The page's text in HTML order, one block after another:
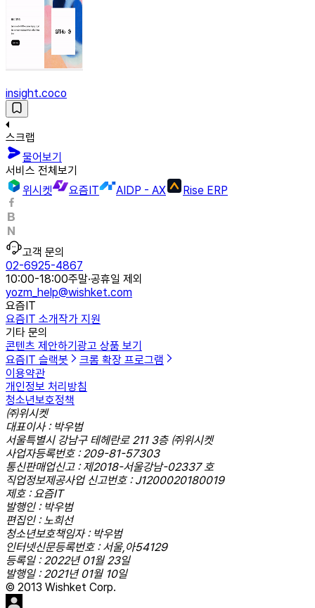
insight.coco
스크랩
물어보기
서비스 전체보기
위시켓
요즘IT AIDP - AX Rise ERP
고객 문의
02-6925-4867
10:00-18:00주말·공휴일 제외
yozm_help@wishket.com
요즘IT
요즘IT 소개작가 지원
기타 문의
콘텐츠 제안하기 광고 상품 보기
요즘IT 슬랙봇
크롬 확장 프로그램
이용약관
개인정보 처리방침
청소년보호정책
㈜위시켓
대표이사 : 박우범
서울특별시 강남구 테헤란로 211 3층 ㈜위시켓
사업자등록번호 : 209-81-57303
통신판매업신고 : 제2018-서울강남-02337 호
직업정보제공사업 신고번호 : J1200020180019
제호 : 요즘IT
발행인 : 박우범
편집인 : 노희선
청소년보호책임자 : 박우범
인터넷신문등록번호 : 서울,아54129
등록일 : 2022년 01월 23일
발행일 : 2021년 01월 10일
© 2013 Wishket Corp.